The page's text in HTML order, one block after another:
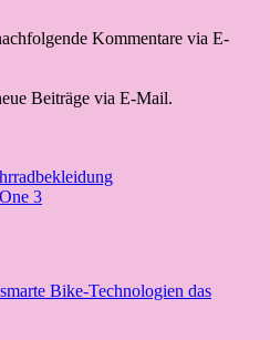
Kommentare via E-
Beiträge via E-Mail.
3
Bike-Technologien das